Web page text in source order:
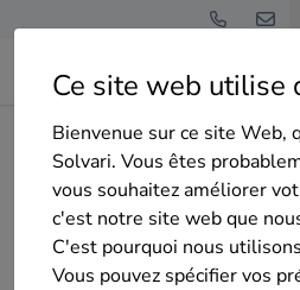
Ce site web utilise
Bienvenue sur ce site Web,
Solvari. Vous êtes
vous souhaitez améliorer
c'est notre site web que
C'est pourquoi nous
Vous pouvez spécifier vos
Home Isolation de la toiture Namur
QUALICONSTRUCT 5000 S.A